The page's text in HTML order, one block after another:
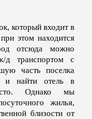
который входит в
этом находится
отсюда можно
д транспортом с
часть поселка
и найти отель в
Однако мы
жилья,
близости от